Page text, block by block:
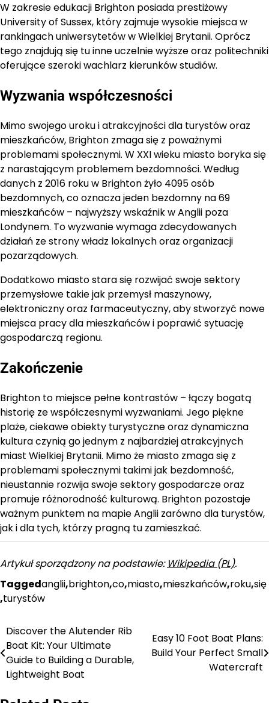
W zakresie edukacji Brighton posiada prestiżowy
University of Sussex, który zajmuje wysokie miejsca w
rankingach uniwersytetów w Wielkiej Brytanii. Oprócz
tego znajdują się tu inne uczelnie wyższe oraz politechniki
oferujące szeroki wachlarz kierunków studiów.
Wyzwania współczesności
Mimo swojego uroku i atrakcyjności dla turystów oraz
mieszkańców, Brighton zmaga się z poważnymi
problemami społecznymi. W XXI wieku miasto boryka się
z narastającym problemem bezdomności. Według
danych z 2016 roku w Brighton żyło 4095 osób
bezdomnych, co oznacza jeden bezdomny na 69
mieszkańców – najwyższy wskaźnik w Anglii poza
Londynem. To wyzwanie wymaga zdecydowanych
działań ze strony władz lokalnych oraz organizacji
pozarządowych.
Dodatkowo miasto stara się rozwijać swoje sektory
przemysłowe takie jak przemysł maszynowy,
elektroniczny oraz farmaceutyczny, aby stworzyć nowe
miejsca pracy dla mieszkańców i poprawić sytuację
gospodarczą regionu.
Zakończenie
Brighton to miejsce pełne kontrastów – łączy bogatą
historię ze współczesnymi wyzwaniami. Jego piękne
plaże, ciekawe obiekty turystyczne oraz dynamiczna
kultura czynią go jednym z najbardziej atrakcyjnych
miast Wielkiej Brytanii. Mimo że miasto zmaga się z
problemami społecznymi takimi jak bezdomność,
nieustannie rozwija swoje sektory gospodarcze oraz
promuje różnorodność kulturową. Brighton pozostaje
ważnym punktem na mapie Anglii zarówno dla turystów,
jak i dla tych, którzy pragną tu zamieszkać.
Artykuł sporządzony na podstawie: Wikipedia (PL).
Taggedanglii,brighton,co,miasto,mieszkańców,roku,się
,turystów
Nawigacja
wpisu
Discover the Alutender Rib
Boat Kit: Your Ultimate
Guide to Building a Durable,
Lightweight Boat
Easy 10 Foot Boat Plans:
Build Your Perfect Small
Watercraft